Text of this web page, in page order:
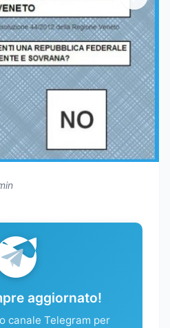
aggiornato!
canale Telegram per